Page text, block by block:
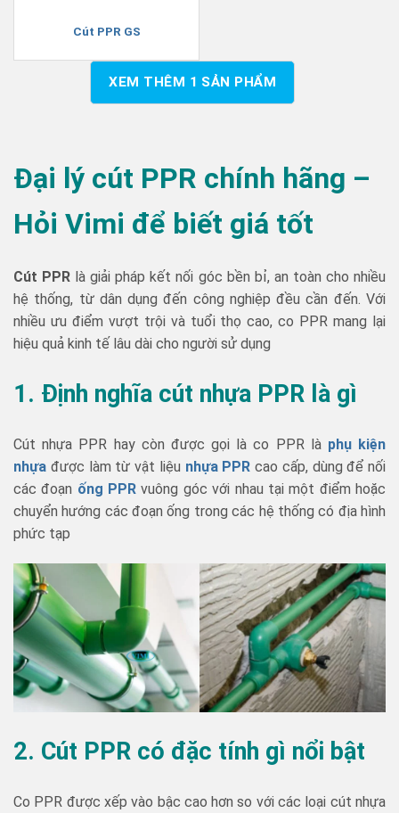
Cút PPR GS
XEM THÊM 1 SẢN PHẨM
Đại lý cút PPR chính hãng –
Hỏi Vimi để biết giá tốt
Cút PPR là giải pháp kết nối góc bền bỉ, an toàn cho nhiều
hệ thống, từ dân dụng đến công nghiệp đều cần đến. Với
nhiều ưu điểm vượt trội và tuổi thọ cao, co PPR mang lại
hiệu quả kinh tế lâu dài cho người sử dụng
1. Định nghĩa cút nhựa PPR là gì
Cút nhựa PPR hay còn được gọi là co PPR là phụ kiện
nhựa được làm từ vật liệu nhựa PPR cao cấp, dùng để nối
các đoạn ống PPR vuông góc với nhau tại một điểm hoặc
chuyển hướng các đoạn ống trong các hệ thống có địa hình
phức tạp
2. Cút PPR có đặc tính gì nổi bật
Co PPR được xếp vào bậc cao hơn so với các loại cút nhựa